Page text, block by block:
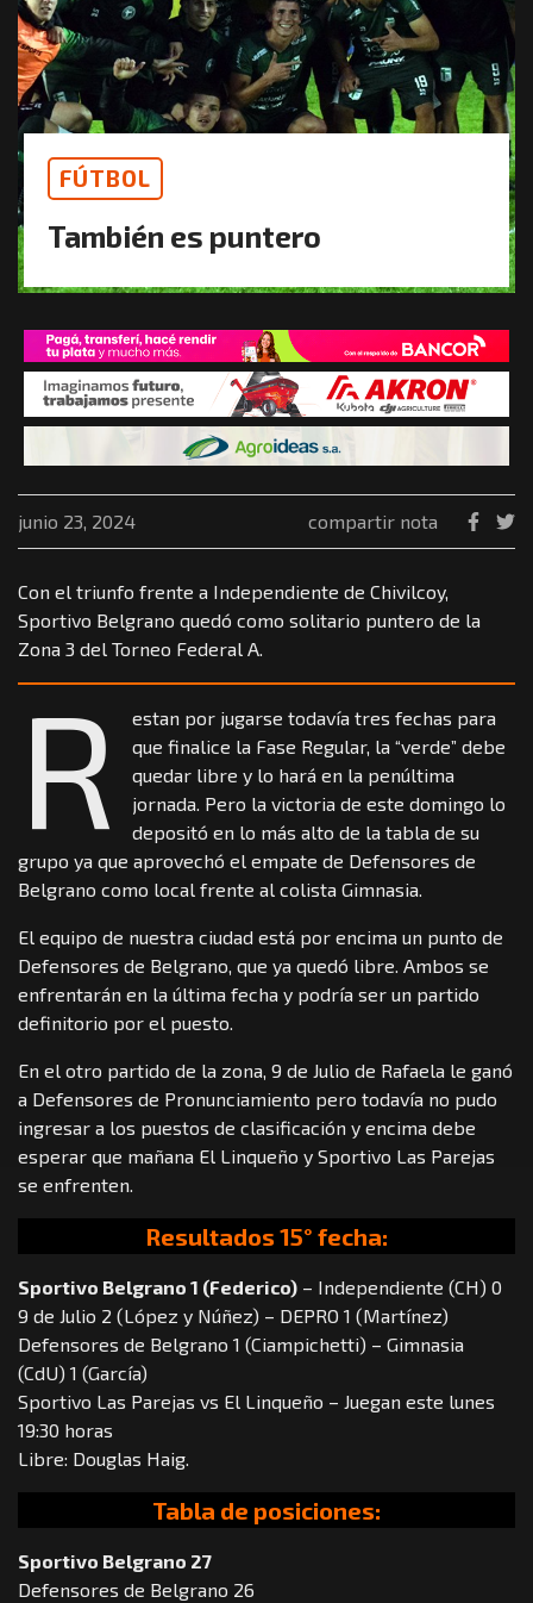
FÚTBOL
También es puntero
junio 23, 2024 compartir nota
Con el triunfo frente a Independiente de Chivilcoy,
Sportivo Belgrano quedó como solitario puntero de la
Zona 3 del Torneo Federal A.
R
estan por jugarse todavía tres fechas para
que finalice la Fase Regular, la “verde” debe
quedar libre y lo hará en la penúltima
jornada. Pero la victoria de este domingo lo
depositó en lo más alto de la tabla de su
grupo ya que aprovechó el empate de Defensores de
Belgrano como local frente al colista Gimnasia.
El equipo de nuestra ciudad está por encima un punto de
Defensores de Belgrano, que ya quedó libre. Ambos se
enfrentarán en la última fecha y podría ser un partido
definitorio por el puesto.
En el otro partido de la zona, 9 de Julio de Rafaela le ganó
a Defensores de Pronunciamiento pero todavía no pudo
ingresar a los puestos de clasificación y encima debe
esperar que mañana El Linqueño y Sportivo Las Parejas
se enfrenten.
Resultados 15° fecha:
Sportivo Belgrano 1 (Federico) – Independiente (CH) 0
9 de Julio 2 (López y Núñez) – DEPRO 1 (Martínez)
Defensores de Belgrano 1 (Ciampichetti) – Gimnasia
(CdU) 1 (García)
Sportivo Las Parejas vs El Linqueño – Juegan este lunes
19:30 horas
Libre: Douglas Haig.
Tabla de posiciones:
Sportivo Belgrano 27
Defensores de Belgrano 26